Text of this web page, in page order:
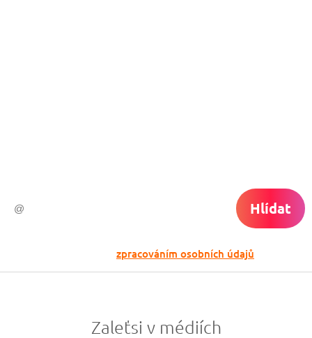
Hlídat
zpracováním osobních údajů
Zaleťsi v médiích